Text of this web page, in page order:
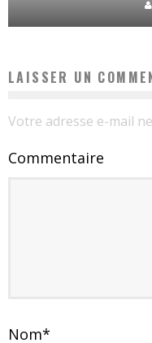
LAISSER UN
Votre adresse e-mail
Commentaire
Nom*